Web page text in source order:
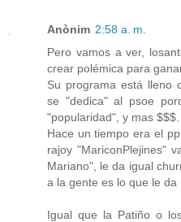
Anònim 2:58 a. m.
Pero vamos a ver,
crear polémica para
Su programa está lleno
se "dedica" al psoe
"popularidad", y mas $$$.
Hace un tiempo era el
rajoy "MariconPlejines"
Mariano", le da igual
a la gente es lo que le da
Igual que la Patiño o